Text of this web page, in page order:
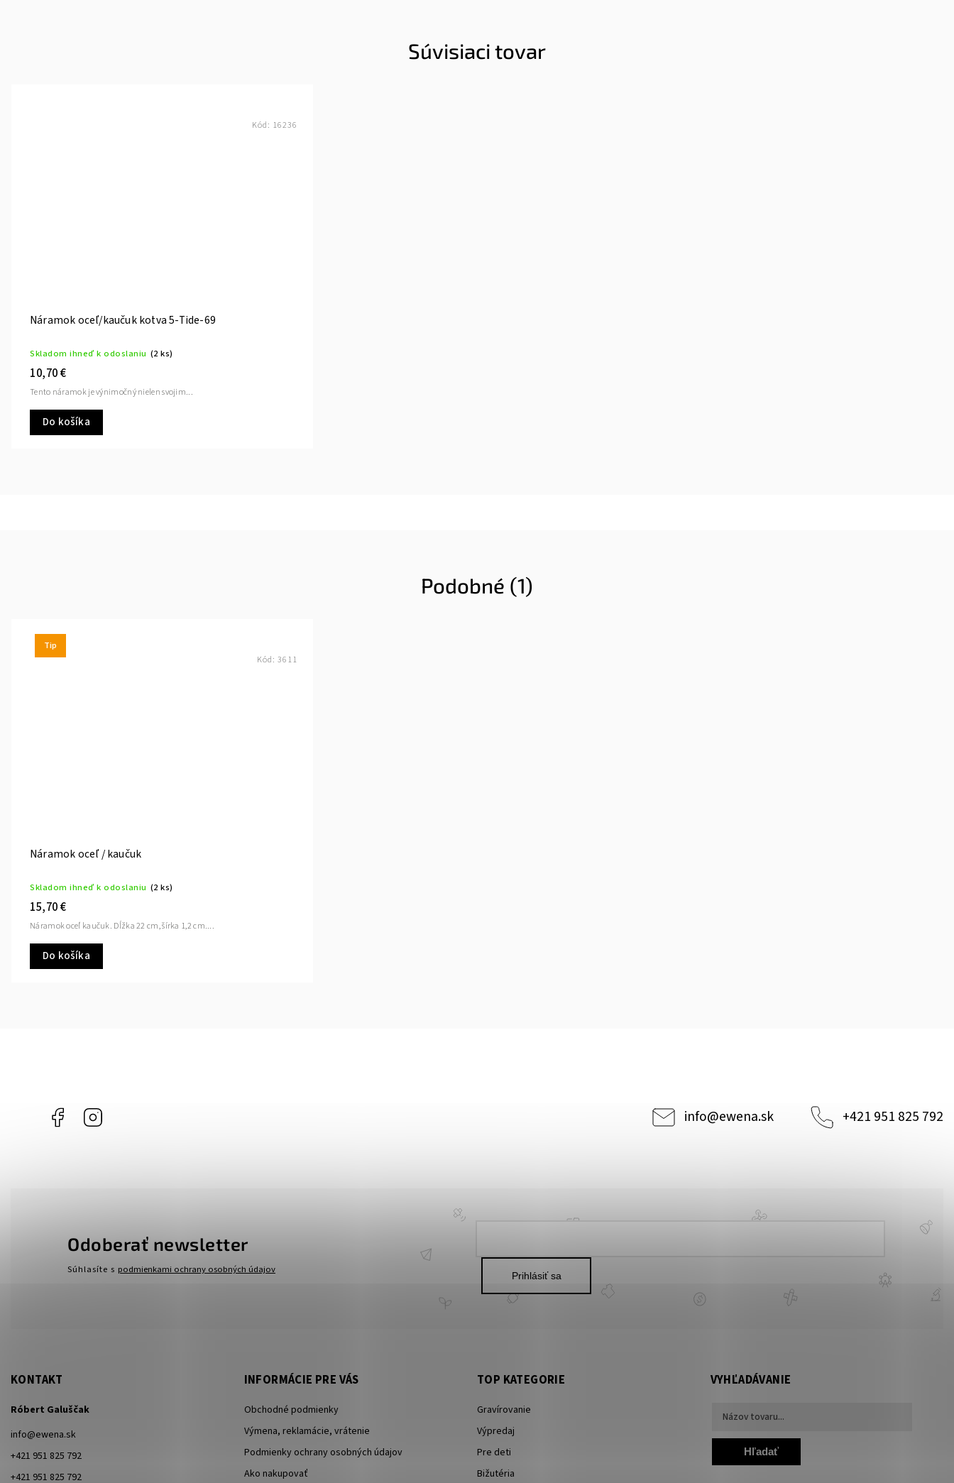
Súvisiaci tovar
Náramok oceľ/kaučuk kotva 5-Tide-69
Skladom ihneď k odoslaniu (2 ks)
10,70 €
Do košíka
Tento náramok je výnimočný nielen svojim...
Kód: 16236
Podobné (1)
Tip
Náramok oceľ / kaučuk
Skladom ihneď k odoslaniu (2 ks)
15,70 €
Do košíka
Náramok oceľ kaučuk. Dĺžka 22 cm, šírka 1,2 cm....
Kód: 3611
Facebook info@ewena.sk +421 951 825 792
Odoberať newsletter
Súhlasíte s podmienkami ochrany osobných údajov
Prihlásiť sa
KONTAKT
Róbert Galuščak
info@ewena.sk
+421 951 825 792
+421 951 825 792
INFORMÁCIE PRE VÁS
Obchodné podmienky
Výmena, reklamácie, vrátenie
Podmienky ochrany osobných údajov
Ako nakupovať
TOP KATEGORIE
Gravírovanie
Výpredaj
Pre deti
Bižutéria
VYHĽADÁVANIE
Hľadať